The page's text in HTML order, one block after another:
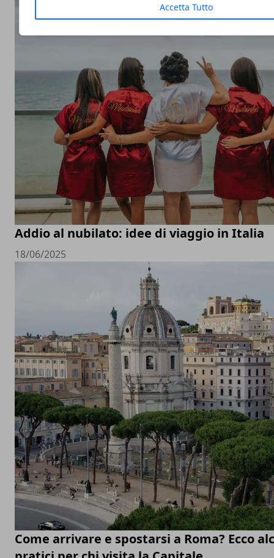
Accetta Tutto
Addio al nubilato: idee di viaggio in Italia
18/06/2025
Come arrivare e spostarsi a Roma? Ecco